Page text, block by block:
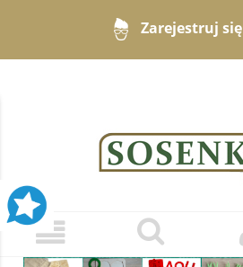
Zarejestruj się